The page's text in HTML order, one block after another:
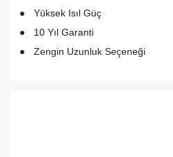
Yüksek Isıl Güç
10 Yıl Garanti
Zengin Uzunluk Seçeneği